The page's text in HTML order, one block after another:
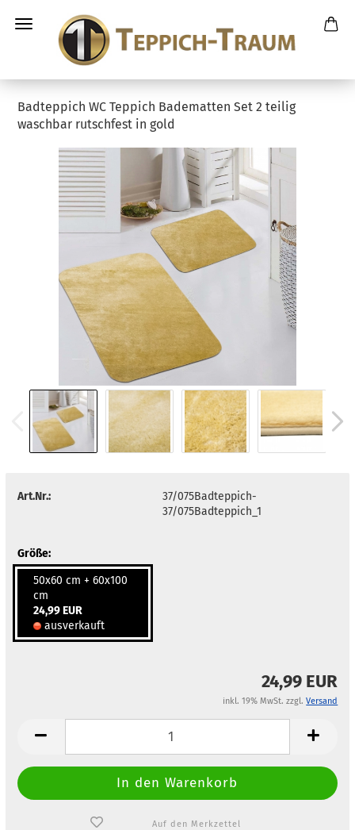
Badteppich WC Teppich Badematten Set 2 teilig
waschbar rutschfest in gold
Art.Nr.:
37/075Badteppich-
37/075Badteppich_1
Größe:
50x60 cm + 60x100
cm
24,99 EUR
ausverkauft
24,99 EUR
inkl. 19% MwSt. zzgl.Versand
Auf den Merkzettel